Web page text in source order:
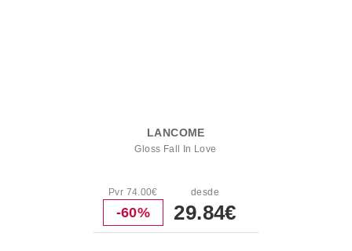
LANCOME
Gloss Fall In Love
Pvr 74.00€
-60%
desde
29.84€